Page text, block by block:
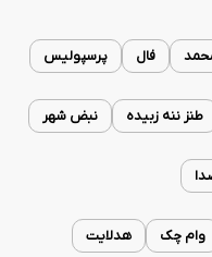
فال پرسپولیس
طنز ننه زبیده نبض شهر
وام چک هدلایت